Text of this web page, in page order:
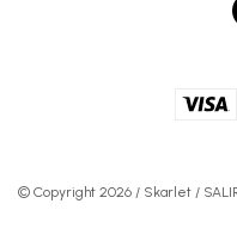
© Copyright 2026 / Skarlet /